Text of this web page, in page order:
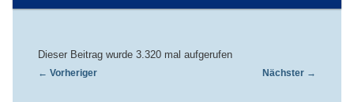
Dieser Beitrag wurde 3.320 mal aufgerufen
Beitragsnavigation
← Vorheriger Nächster →